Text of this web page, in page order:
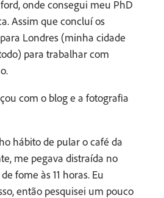
onde consegui meu PhD
Assim que concluí os
Londres (minha cidade
para trabalhar com
com o blog e a fotografia
hábito de pular o café da
me pegava distraída no
fome às 11 horas. Eu
então pesquisei um pouco